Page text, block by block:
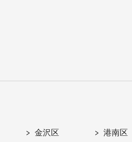
金沢区 港南区